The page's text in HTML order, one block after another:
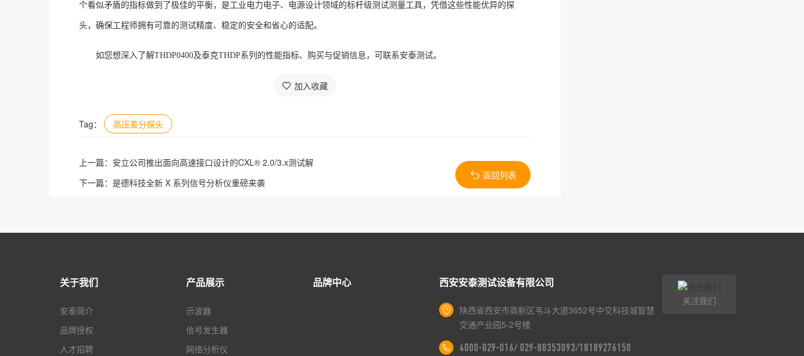
个看似矛盾的指标做到了极佳的平衡，是工业电力电子、电源设计领域的标杆级测试测量工具，凭借这些性能优异的探
头，确保工程师拥有可靠的测试精度、稳定的安全和省心的适配。
如您想深入了解THDP0400及泰克THDP系列的性能指标、购买与促销信息，可联系安泰测试。
加入收藏
Tag： 高压差分探头
上一篇： 安立公司推出面向高速接口设计的CXL® 2.0/3.x测试解
下一篇： 是德科技全新 X 系列信号分析仪重磅来袭
返回列表
关于我们
安泰简介
品牌授权
人才招聘
产品展示
示波器
信号发生器
网络分析仪
品牌中心 西安安泰测试设备有限公司
陕西省西安市高新区韦斗大道3652号中交科技城智慧
交通产业园5-2号楼
4000-029-016/ 029-88353093/18189276150
关注我们